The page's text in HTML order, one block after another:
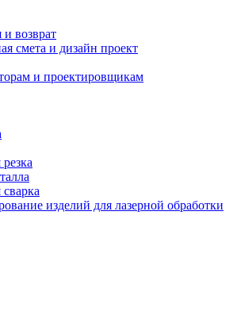
и возврат
смета и дизайн проект
и проектировщикам
изделий для лазерной обработки